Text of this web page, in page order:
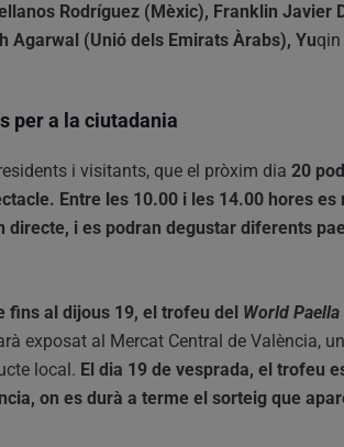
Rodríguez (Mèxic), Franklin Javier
Agarwal (Unió dels Emirats Àrabs), Yu
per a la ciutadania
i visitants, que el pròxim dia 20
Entre les 10.00 i les 14.00 hores es
directe, i es podran degustar diferents
fins al dijous 19, el trofeu del World Paella
exposat al Mercat Central de València,
local. El dia 19 de vesprada, el trofeu
on es durà a terme el sorteig que